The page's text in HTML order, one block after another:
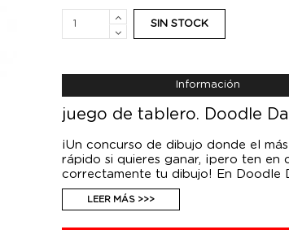
SIN STOCK
Información
juego de tablero. Doodle
¡Un concurso de dibujo donde el
rápido si quieres ganar, ¡pero ten
correctamente tu dibujo! En Doodle
vencedor. ¿Prefieres terminar
segundos más? CONTENIDO 7
LEER MÁS >>>